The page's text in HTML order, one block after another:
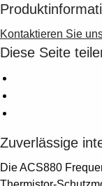
Kontaktieren Sie
Diese Seite
Zuverlässige
Die ACS880